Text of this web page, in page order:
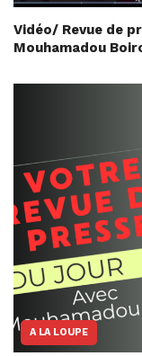
Vidéo/ Revue de
Mouhamadou
A LA LOUPE